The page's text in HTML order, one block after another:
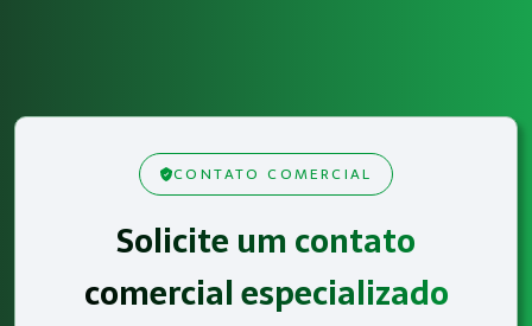
CONTATO COMERCIAL
Solicite um contato
comercial especializado